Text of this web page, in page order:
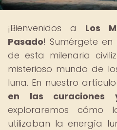
¡Bienvenidos a Los
Pasado! Sumérgete
de esta milenaria
misterioso mundo de
luna. En nuestro
en las curaciones
exploraremos cómo
utilizaban la energía